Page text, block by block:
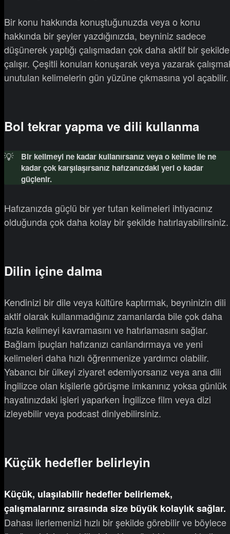
Bir konu hakkında konuştuğunuzda veya o konu
hakkında bir şeyler yazdığınızda, beyniniz sadece
düşünerek yaptığı çalışmadan çok daha aktif bir şekilde
çalışır. Çeşitli konuları konuşarak veya yazarak
unutulan kelimelerin gün yüzüne çıkmasına yol açabilir.
Bol tekrar yapma ve dili kullanma
💡
Bir kelimeyi ne kadar kullanırsanız veya o kelime ile ne
kadar çok karşılaşırsanız hafızanızdaki yeri o kadar
güçlenir.
Hafızanızda güçlü bir yer tutan kelimeleri ihtiyacınız
olduğunda çok daha kolay bir şekilde hatırlayabilirsiniz.
Dilin içine dalma
Kendinizi bir dile veya kültüre kaptırmak, beyninizin dili
aktif olarak kullanmadığınız zamanlarda bile çok daha
fazla kelimeyi kavramasını ve hatırlamasını sağlar.
Bağlam ipuçları hafızanızı canlandırmaya ve yeni
kelimeleri daha hızlı öğrenmenize yardımcı olabilir.
Yabancı bir ülkeyi ziyaret edemiyorsanız veya ana dili
İngilizce olan kişilerle görüşme imkanınız yoksa günlük
hayatınızdaki işleri yaparken İngilizce film veya dizi
izleyebilir veya podcast dinlyebilirsiniz.
Küçük hedefler belirleyin
Küçük, ulaşılabilir hedefler belirlemek,
çalışmalarınız sırasında size büyük kolaylık sağlar.
Dahası ilerlemenizi hızlı bir şekilde görebilir ve böylece